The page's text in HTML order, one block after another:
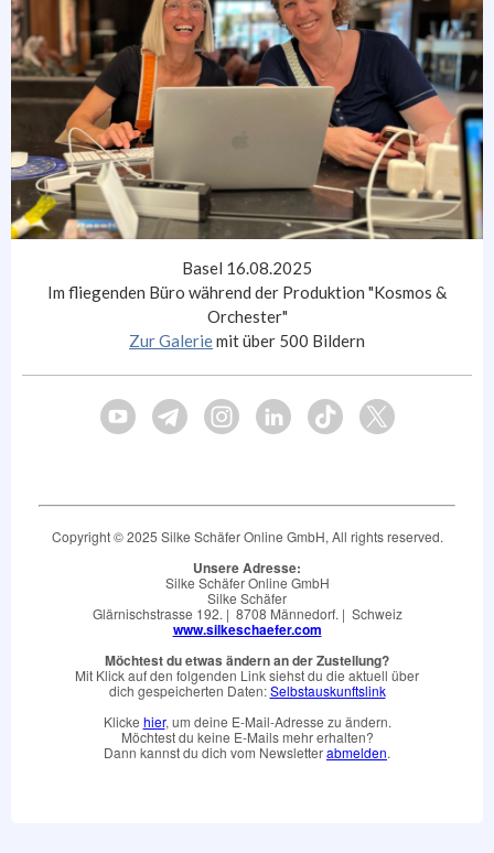
Basel 16.08.2025
Im fliegenden Büro während der Produktion "Kosmos &
Orchester"
Zur Galeriemit über 500 Bildern
Copyright © 2025 Silke Schäfer Online GmbH, All rights reserved.
Unsere Adresse:
Silke Schäfer Online GmbH
Silke Schäfer
Glärnischstrasse 192. | 8708 Männedorf. | Schweiz
www.silkeschaefer.com
Möchtest du etwas ändern an der Zustellung?
Mit Klick auf den folgenden Link siehst du die aktuell über
dich gespeicherten Daten:Selbstauskunftslink
Klicke hier, um deine E-Mail-Adresse zu ändern.
Möchtest du keine E-Mails mehr erhalten?
Dann kannst du dich vom Newsletterabmelden.